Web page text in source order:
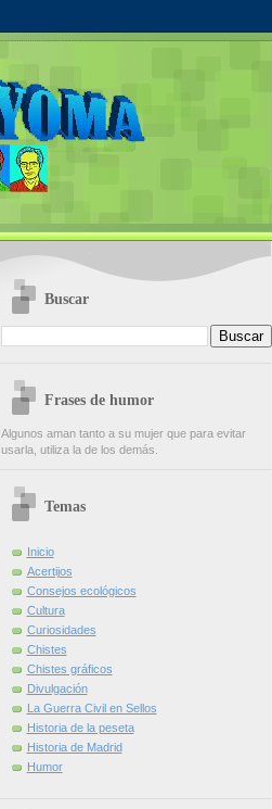
Buscar
Frases de humor
Algunos aman tanto a su mujer que para evitar
usarla, utiliza la de los demás.
Temas
Inicio
Acertijos
Consejos ecológicos
Cultura
Curiosidades
Chistes
Chistes gráficos
Divulgación
La Guerra Civil en Sellos
Historia de la peseta
Historia de Madrid
Humor